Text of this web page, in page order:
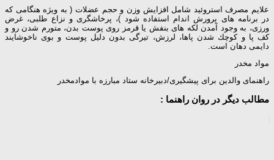
علایم مصرف استروئید شامل افزایش وزن و حجم عضلات ( به ویژه هنگامی كه
در برنامه های پرورش اندام استفاده شود )، پرخاشگری و نزاع طلبی، غرض
ورزی، به وجود آمدن لكه های بنفش یا قرمز روی پوست بدن، متورم شدن رو و
كف پا و كوچك شدن پاها، لرزش، تیرگی بدون دلیل پوست و بوی ناخوشایند
دایمی دهان است.
مواد مخدر
راهنمای والدین برای پیشگیری/دبیرخانه ستاد مبارزه با موادمخدر
مطالب دیگر در روان راهنما :